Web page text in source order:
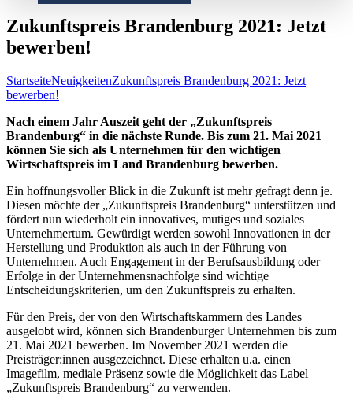
Zukunftspreis Brandenburg 2021: Jetzt
bewerben!
StartseiteNeuigkeitenZukunftspreis Brandenburg 2021: Jetzt
bewerben!
Nach einem Jahr Auszeit geht der „Zukunftspreis
Brandenburg“ in die nächste Runde. Bis zum 21. Mai 2021
können Sie sich als Unternehmen für den wichtigen
Wirtschaftspreis im Land Brandenburg bewerben.
Ein hoffnungsvoller Blick in die Zukunft ist mehr gefragt denn je.
Diesen möchte der „Zukunftspreis Brandenburg“ unterstützen und
fördert nun wiederholt ein innovatives, mutiges und soziales
Unternehmertum. Gewürdigt werden sowohl Innovationen in der
Herstellung und Produktion als auch in der Führung von
Unternehmen. Auch Engagement in der Berufsausbildung oder
Erfolge in der Unternehmensnachfolge sind wichtige
Entscheidungskriterien, um den Zukunftspreis zu erhalten.
Für den Preis, der von den Wirtschaftskammern des Landes
ausgelobt wird, können sich Brandenburger Unternehmen bis zum
21. Mai 2021 bewerben. Im November 2021 werden die
Preisträger:innen ausgezeichnet. Diese erhalten u.a. einen
Imagefilm, mediale Präsenz sowie die Möglichkeit das Label
„Zukunftspreis Brandenburg“ zu verwenden.